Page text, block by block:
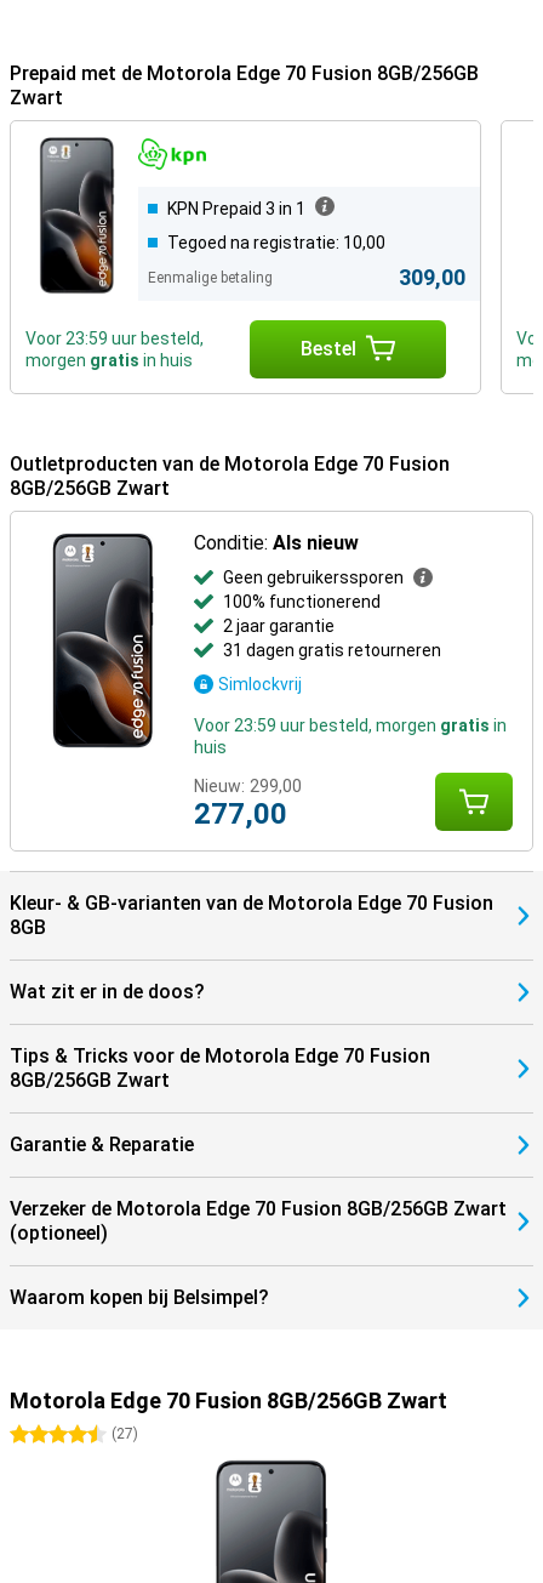
Prepaid met de Motorola Edge 70 Fusion 8GB/256GB
Zwart
KPN Prepaid 3 in 1
Tegoed na registratie: 10,00
Eenmalige betaling 309,00
Voor 23:59 uur besteld,
morgen gratis in huis Bestel
Outletproducten van de Motorola Edge 70 Fusion
8GB/256GB Zwart
Conditie:Als nieuw
Geen gebruikerssporen
100% functionerend
2 jaar garantie
31 dagen gratis retourneren
Simlockvrij
Voor 23:59 uur besteld, morgen gratis in
huis
Nieuw: 299,00
277,00
Kleur- & GB-varianten van de Motorola Edge 70 Fusion
8GB
Wat zit er in de doos?
Tips & Tricks voor de Motorola Edge 70 Fusion
8GB/256GB Zwart
Garantie & Reparatie
Verzeker de Motorola Edge 70 Fusion 8GB/256GB Zwart
(optioneel)
Waarom kopen bij Belsimpel?
Motorola Edge 70 Fusion 8GB/256GB Zwart
4.5 sterren
(27)